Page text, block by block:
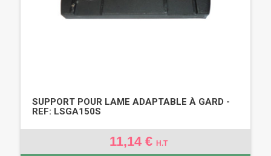
SUPPORT POUR LAME ADAPTABLE À GARD -
REF: LSGA150S
11,14 € H.T